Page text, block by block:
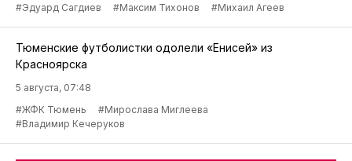
#Эдуард Сагдиев
#Максим Тихонов #Михаил Агеев
Тюменские футболистки одолели «Енисей» из
Красноярска
5 августа, 07:48
#ЖФК Тюмень
#Мирослава Миглеева
#Владимир Кечеруков